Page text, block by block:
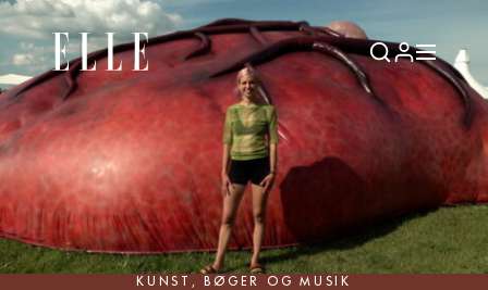
KUNST, BØGER OG MUSIK